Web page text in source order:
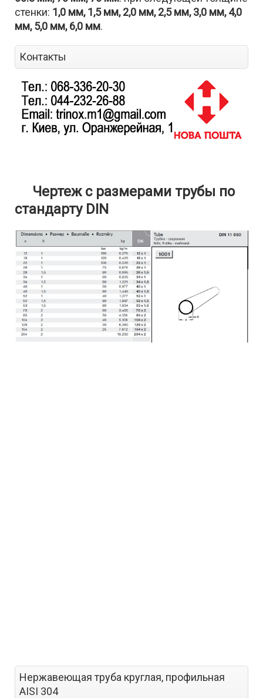
стенки: 1,0 мм, 1,5 мм, 2,0 мм, 2,5 мм, 3,0 мм, 4,0
мм, 5,0 мм, 6,0 мм.
Контакты
Чертеж с размерами трубы по
стандарту DIN
Нержавеющая труба круглая, профильная
AISI 304